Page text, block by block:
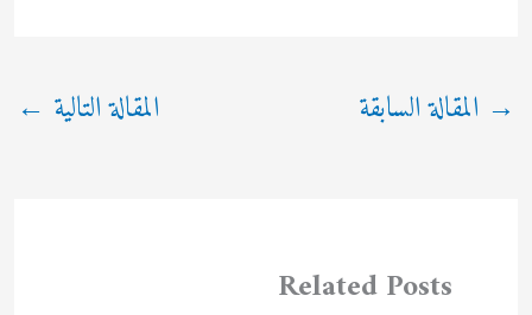
→ المقالة السابقة المقالة التالية ←
Related Posts